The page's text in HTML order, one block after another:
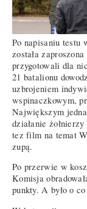
Po napisaniu testu
została
przygotowali dla
21 batalionu
uzbrojeniem
wspinaczkowym,
Największym
działanie
tez film na temat
zupą.
Po przerwie w
Komisja
punkty. A było o